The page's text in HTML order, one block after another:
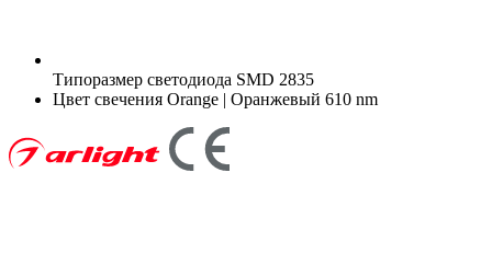
Типоразмер светодиода SMD 2835
Цвет свечения Orange | Оранжевый 610 nm